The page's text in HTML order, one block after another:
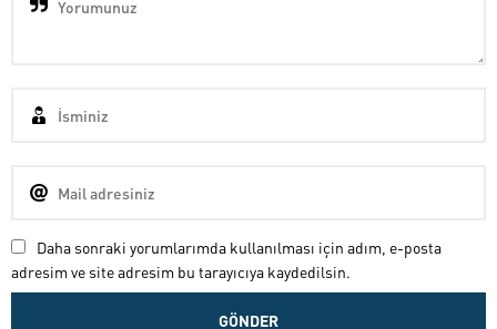
Daha sonraki yorumlarımda kullanılması için adım, e-posta
adresim ve site adresim bu tarayıcıya kaydedilsin.